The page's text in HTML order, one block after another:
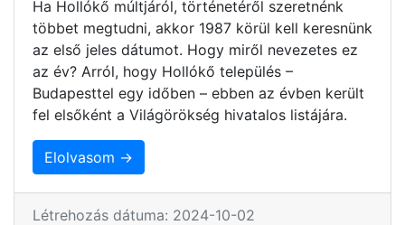
Ha Hollókő múltjáról, történetéről szeretnénk
többet megtudni, akkor 1987 körül kell keresnünk
az első jeles dátumot. Hogy miről nevezetes ez
az év? Arról, hogy Hollókő település –
Budapesttel egy időben – ebben az évben került
fel elsőként a Világörökség hivatalos listájára.
Elolvasom →
Létrehozás dátuma: 2024-10-02